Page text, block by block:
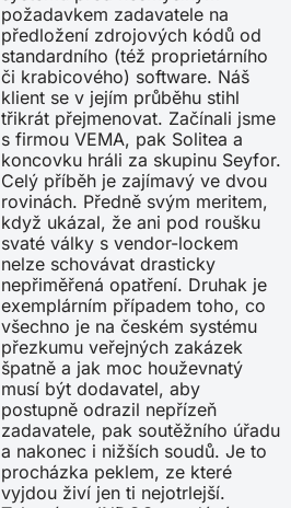
požadavkem zadavatele na
předložení zdrojových kódů od
standardního (též proprietárního
či krabicového) software. Náš
klient se v jejím průběhu stihl
třikrát přejmenovat. Začínali jsme
s firmou VEMA, pak Solitea a
koncovku hráli za skupinu Seyfor.
Celý příběh je zajímavý ve dvou
rovinách. Předně svým meritem,
když ukázal, že ani pod roušku
svaté války s vendor-lockem
nelze schovávat drasticky
nepřiměřená opatření. Druhak je
exemplárním případem toho, co
všechno je na českém systému
přezkumu veřejných zakázek
špatně a jak moc houževnatý
musí být dodavatel, aby
postupně odrazil nepřízeň
zadavatele, pak soutěžního úřadu
a nakonec i nižších soudů. Je to
procházka peklem, ze které
vyjdou živí jen ti nejotrlejší.